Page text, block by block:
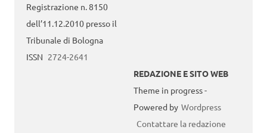
Registrazione n. 8150
dell’11.12.2010 presso il
Tribunale di Bologna
ISSN 2724-2641
REDAZIONE E SITO WEB
Theme in progress -
Powered by Wordpress
Contattare la redazione